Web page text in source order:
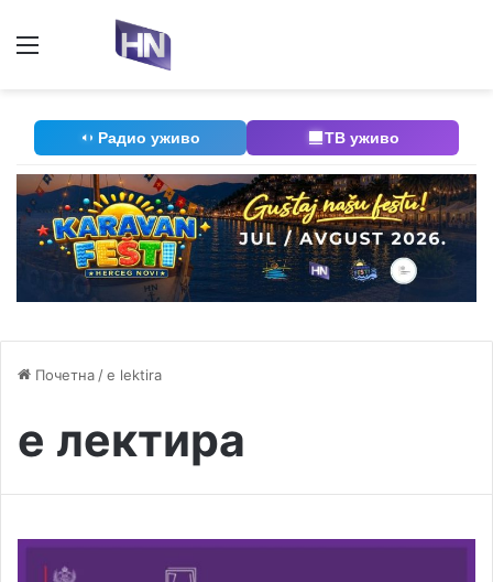
Радио уживо ТВ уживо
Почетна /e lektira
е лектира